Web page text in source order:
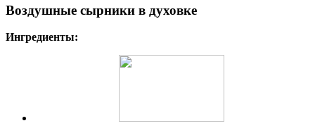
Воздушные сырники в духовке
Ингредиенты: